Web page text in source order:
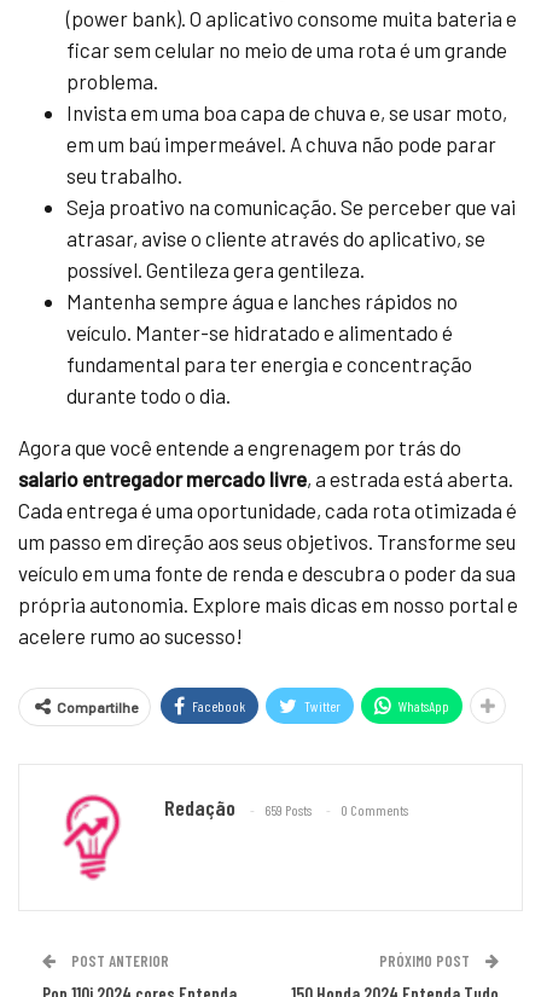
(power bank). O aplicativo consome muita bateria e
ficar sem celular no meio de uma rota é um grande
problema.
Invista em uma boa capa de chuva e, se usar moto,
em um baú impermeável. A chuva não pode parar
seu trabalho.
Seja proativo na comunicação. Se perceber que vai
atrasar, avise o cliente através do aplicativo, se
possível. Gentileza gera gentileza.
Mantenha sempre água e lanches rápidos no
veículo. Manter-se hidratado e alimentado é
fundamental para ter energia e concentração
durante todo o dia.
Agora que você entende a engrenagem por trás do
salario entregador mercado livre, a estrada está aberta.
Cada entrega é uma oportunidade, cada rota otimizada é
um passo em direção aos seus objetivos. Transforme seu
veículo em uma fonte de renda e descubra o poder da sua
própria autonomia. Explore mais dicas em nosso portal e
acelere rumo ao sucesso!
Compartilhe Facebook Twitter WhatsApp
Redação 659 Posts 0 Comments
POST ANTERIOR PRÓXIMO POST